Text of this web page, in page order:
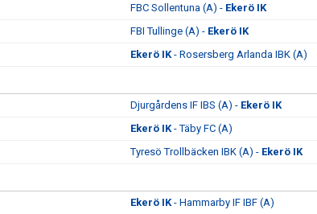
FBC Sollentuna (A) - Ekerö IK
FBI Tullinge (A) - Ekerö IK
Ekerö IK- Rosersberg Arlanda IBK (A)
Djurgårdens IF IBS (A) - Ekerö IK
Ekerö IK- Täby FC (A)
Tyresö Trollbäcken IBK (A) - Ekerö IK
Ekerö IK- Hammarby IF IBF (A)